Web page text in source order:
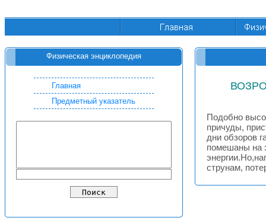
Физическая энциклопедия
Главная
Предметный указатель
Подобно
причуды,
дни обзоров
помешаны на
струнам,